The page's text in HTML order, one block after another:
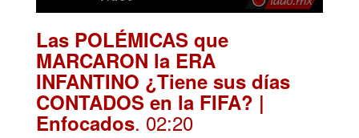
Las POLÉMICAS que
MARCARON la ERA
INFANTINO ¿Tiene sus días
CONTADOS en la FIFA? |
Enfocados. 02:20